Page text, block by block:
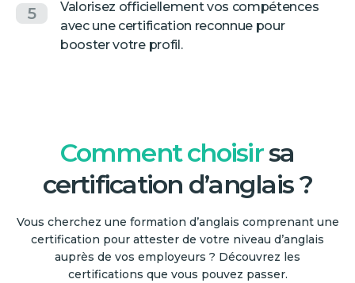
5
Valorisez officiellement vos compétences
avec une certification reconnue pour
booster votre profil.
Comment choisirsa
certification d’anglais ?
Vous cherchez une formation d’anglais comprenant une
certification pour attester de votre niveau d’anglais
auprès de vos employeurs ? Découvrez les
certifications que vous pouvez passer.